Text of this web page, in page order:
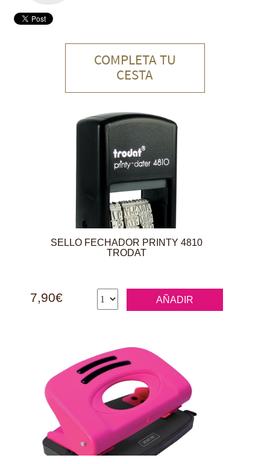
COMPLETA TU
CESTA
SELLO FECHADOR PRINTY 4810
TRODAT
7,90€ AÑADIR